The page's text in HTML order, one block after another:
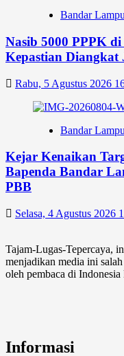
Bandar
Nasib 5000 PPPK
Kepastian Diangkat
Rabu, 5 Agustus 2026
Bandar
Kejar Kenaikan
Bapenda Bandar
PBB
Selasa, 4 Agustus 2026
Tajam-Lugas-Tepercaya,
menjadikan media ini
oleh pembaca di
Informasi